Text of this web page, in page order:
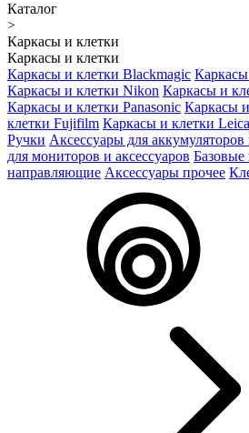
Каталог
>
Каркасы и клетки
Каркасы и клетки
Каркасы и клетки Blackmagic
Каркасы и клетки Nikon Каркасы и
Каркасы и клетки Panasonic Каркасы
клетки Fujifilm Каркасы и клетки Leica
Ручки Аксессуары для аккумуляторов
для мониторов и аксессуаров
направляющие Аксессуары прочее